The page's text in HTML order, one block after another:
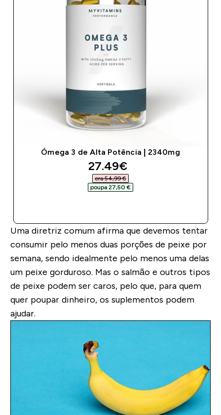
Ómega 3 de Alta Potência | 2340mg
discounted price
27.49€‎
era 54,99 €‎
poupa 27,50 €‎
Uma diretriz comum afirma que devemos tentar
consumir pelo menos duas porções de peixe por
semana, sendo idealmente pelo menos uma delas
um peixe gorduroso. Mas o salmão e outros tipos
de peixe podem ser caros, pelo que, para quem
quer poupar dinheiro, os suplementos podem
ajudar.